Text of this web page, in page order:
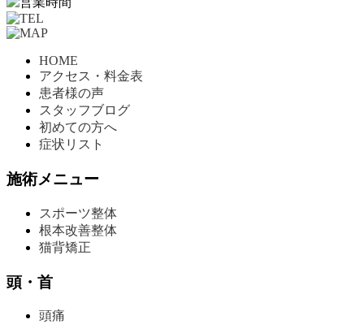
HOME
アクセス・料金表
患者様の声
スタッフブログ
初めての方へ
症状リスト
施術メニュー
スポーツ整体
根本改善整体
猫背矯正
頭・首
頭痛